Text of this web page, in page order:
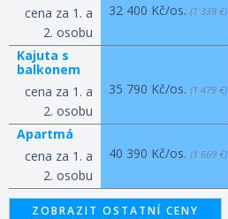
cena za 1. a
2. osobu
32 400 Kč/os. (1 339 €)
Kajuta s
balkonem
cena za 1. a
2. osobu
35 790 Kč/os. (1 479 €)
Apartmá
cena za 1. a
2. osobu
40 390 Kč/os. (1 669 €)
ZOBRAZIT OSTATNÍ CENY